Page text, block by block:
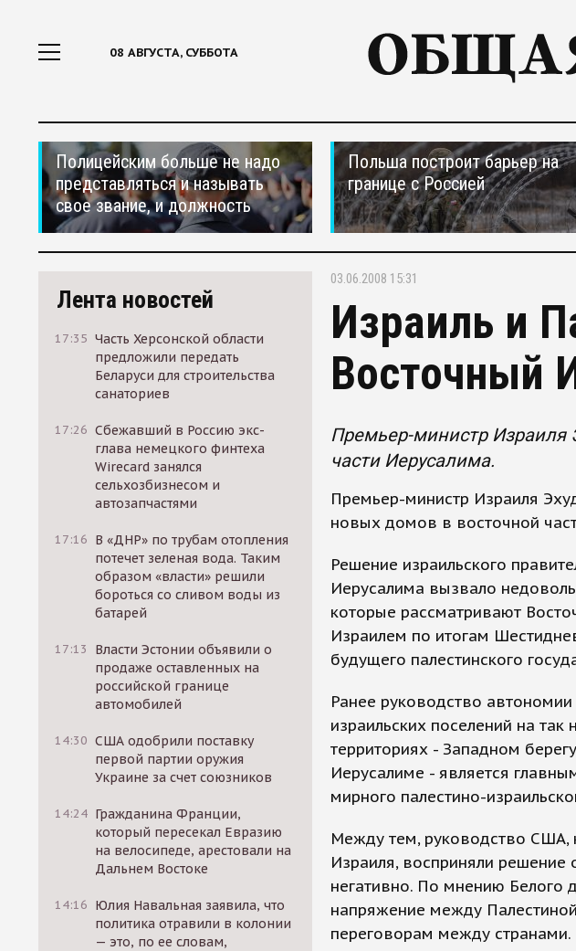
08 АВГУСТА, СУББОТА
Полицейским больше не надо
представляться и называть
свое звание, и должность
Польша построит барьер на
границе с Россией
Лента новостей
17:35 Часть Херсонской области
предложили передать
Беларуси для строительства
санаториев
17:26 Сбежавший в Россию экс-
глава немецкого финтеха
Wirecard занялся
сельхозбизнесом и
автозапчастями
17:16 В «ДНР» по трубам отопления
потечет зеленая вода. Таким
образом «власти» решили
бороться со сливом воды из
батарей
17:13
Власти Эстонии объявили о
продаже оставленных на
российской границе
автомобилей
14:30 США одобрили поставку
первой партии оружия
Украине за счет союзников
14:24 Гражданина Франции,
который пересекал Евразию
на велосипеде, арестовали на
Дальнем Востоке
14:16 Юлия Навальная заявила, что
политика отравили в колонии
— это, по ее словам,
03.06.2008 15:31
Израиль и
Восточный
Премьер-министр Израиля
части Иерусалима.
Премьер-министр Израиля
новых домов в восточной
Решение израильского
Иерусалима вызвало
которые рассматривают
Израилем по итогам
будущего палестинского
Ранее руководство
израильских поселений на
территориях - Западном
Иерусалиме - является
мирного палестино-
Между тем, руководство США,
Израиля, восприняли решение
негативно. По мнению Белого
напряжение между
переговорам между странами.